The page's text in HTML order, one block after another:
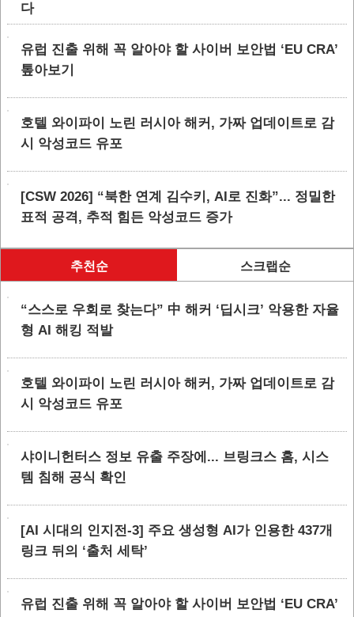
다
유럽 진출 위해 꼭 알아야 할 사이버 보안법 ‘EU CRA’
톺아보기
호텔 와이파이 노린 러시아 해커, 가짜 업데이트로 감
시 악성코드 유포
[CSW 2026] “북한 연계 김수키, AI로 진화”... 정밀한
표적 공격, 추적 힘든 악성코드 증가
추천순 스크랩순
“스스로 우회로 찾는다” 中 해커 ‘딥시크’ 악용한 자율
형 AI 해킹 적발
호텔 와이파이 노린 러시아 해커, 가짜 업데이트로 감
시 악성코드 유포
샤이니헌터스 정보 유출 주장에... 브링크스 홈, 시스
템 침해 공식 확인
[AI 시대의 인지전-3] 주요 생성형 AI가 인용한 437개
링크 뒤의 ‘출처 세탁’
유럽 진출 위해 꼭 알아야 할 사이버 보안법 ‘EU CRA’